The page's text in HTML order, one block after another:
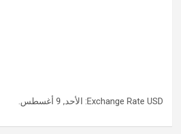
Exchange Rate USD : الأحد, 9 أغسطس.